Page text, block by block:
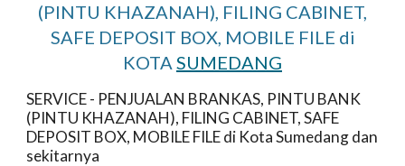
(PINTU KHAZANAH), FILING CABINET,
SAFE DEPOSIT BOX, MOBILE FILE di
KOTA SUMEDANG
SERVICE - PENJUALAN BRANKAS, PINTU BANK
(PINTU KHAZANAH), FILING CABINET, SAFE
DEPOSIT BOX, MOBILE FILE di Kota Sumedang dan
sekitarnya